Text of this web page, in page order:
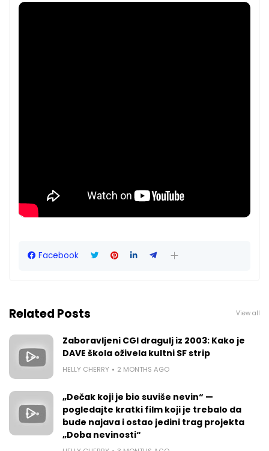
Facebook
Related Posts View all
Zaboravljeni CGI dragulj iz 2003: Kako je
DAVE škola oživela kultni SF strip
HELLY CHERRY 2 MONTHS AGO
„Dečak koji je bio suviše nevin“ —
pogledajte kratki film koji je trebalo da
bude najava i ostao jedini trag projekta
„Doba nevinosti“